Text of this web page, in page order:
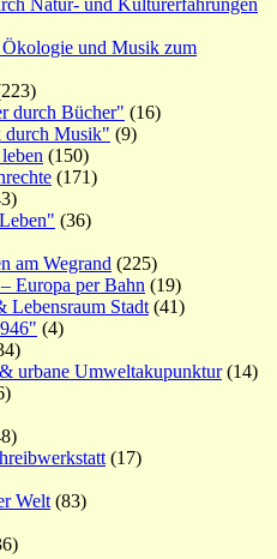
Natur- und Kulturerfahrungen
Ökologie und Musik zum
durch Bücher" (16)
durch Musik" (9)
(150)
(171)
(36)
am Wegrand (225)
Europa per Bahn (19)
Stadt (41)
(4)
urbane Umweltakupunktur(14)
(17)
Welt (83)